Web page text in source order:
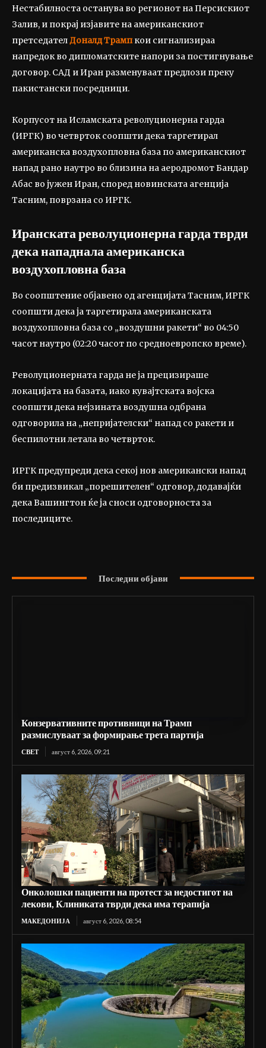
Нестабилноста останува во регионот на Персискиот
Залив, и покрај изјавите на американскиот
претседателДоналд Трампкои сигнализираа
напредок во дипломатските напори за постигнување
договор. САД и Иран разменуваат предлози преку
пакистански посредници.
Корпусот на Исламската револуционерна гарда
(ИРГК) во четврток соопшти дека таргетирал
американска воздухопловна база по американскиот
напад рано наутро во близина на аеродромот Бандар
Абас во јужен Иран, според новинската агенција
Тасним, поврзана со ИРГК.
Иранската револуционерна гарда тврди
дека нападнала американска
воздухопловна база
Во соопштение објавено од агенцијата Тасним, ИРГК
соопшти дека ја таргетирала американската
воздухопловна база со „воздушни ракети“ во 04:50
часот наутро (02:20 часот по средноевропско време).
Револуционерната гарда не ја прецизираше
локацијата на базата, иако кувајтската војска
соопшти дека нејзината воздушна одбрана
одговорила на „непријателски“ напад со ракети и
беспилотни летала во четврток.
ИРГК предупреди дека секој нов американски напад
би предизвикал „порешителен“ одговор, додавајќи
дека Вашингтон ќе ја сноси одговорноста за
последиците.
Последни објави
Конзервативните противници на Трамп
размислуваат за формирање трета партија
СВЕТ август 6, 2026, 09:21
Онколошки пациенти на протест за недостигот на
лекови, Клиниката тврди дека има терапија
МАКЕДОНИЈА август 6, 2026, 08:54